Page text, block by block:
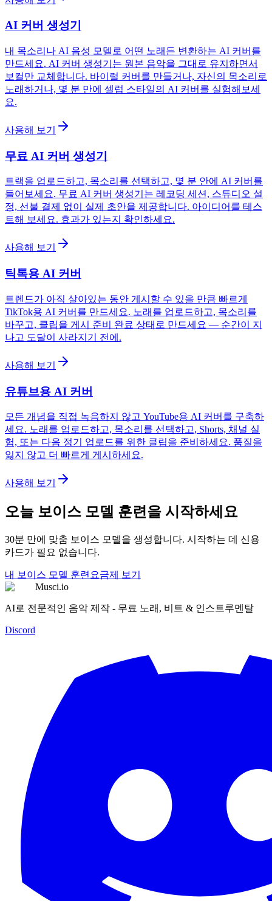
AI 커버 생성기
내 목소리나 AI 음성 모델로 어떤 노래든 변환하는 AI 커버를
만드세요. AI 커버 생성기는 원본 음악을 그대로 유지하면서
보컬만 교체합니다. 바이럴 커버를 만들거나, 자신의 목소리로
노래하거나, 몇 분 만에 셀럽 스타일의 AI 커버를 실험해보세
요.
사용해 보기
무료 AI 커버 생성기
트랙을 업로드하고, 목소리를 선택하고, 몇 분 안에 AI 커버를
들어보세요. 무료 AI 커버 생성기는 레코딩 세션, 스튜디오 설
정, 선불 결제 없이 실제 초안을 제공합니다. 아이디어를 테스
트해 보세요. 효과가 있는지 확인하세요.
사용해 보기
틱톡용 AI 커버
트렌드가 아직 살아있는 동안 게시할 수 있을 만큼 빠르게
TikTok용 AI 커버를 만드세요. 노래를 업로드하고, 목소리를
바꾸고, 클립을 게시 준비 완료 상태로 만드세요 — 순간이 지
나고 도달이 사라지기 전에.
사용해 보기
유튜브용 AI 커버
모든 개념을 직접 녹음하지 않고 YouTube용 AI 커버를 구축하
세요. 노래를 업로드하고, 목소리를 선택하고, Shorts, 채널 실
험, 또는 다음 정기 업로드를 위한 클립을 준비하세요. 품질을
잃지 않고 더 빠르게 게시하세요.
사용해 보기
오늘 보이스 모델 훈련을 시작하세요
30분 만에 맞춤 보이스 모델을 생성합니다. 시작하는 데 신용
카드가 필요 없습니다.
내 보이스 모델 훈련 요금제 보기
Musci.io
AI로 전문적인 음악 제작 - 무료 노래, 비트 & 인스트루멘탈
Discord